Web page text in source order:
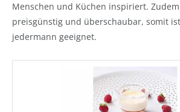
Menschen und Küchen inspiriert.
preisgünstig und überschaubar, somit
jedermann geeignet.